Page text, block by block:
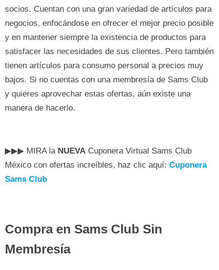
socios. Cuentan con una gran variedad de artículos para
negocios, enfocándose en ofrecer el mejor precio posible
y en mantener siempre la existencia de productos para
satisfacer las necesidades de sus clientes. Pero también
tienen artículos para consumo personal a precios muy
bajos. Si no cuentas con una membresía de Sams Club
y quieres aprovechar estas ofertas, aún existe una
manera de hacerlo.
▶▶▶ MIRA la NUEVA Cuponera Virtual Sams Club
México con ofertas increíbles, haz clic aquí: Cuponera
Sams Club
Compra en Sams Club Sin
Membresía